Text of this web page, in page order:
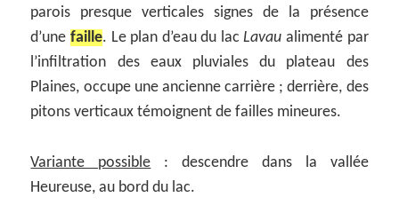
parois presque verticales signes de la présence
d’unefaille. Le plan d’eau du lacLavau alimenté par
l’infiltration des eaux pluviales du plateau des
Plaines, occupe une ancienne carrière ; derrière, des
pitons verticaux témoignent de failles mineures.
Variante possible : descendre dans la vallée
Heureuse, au bord du lac.